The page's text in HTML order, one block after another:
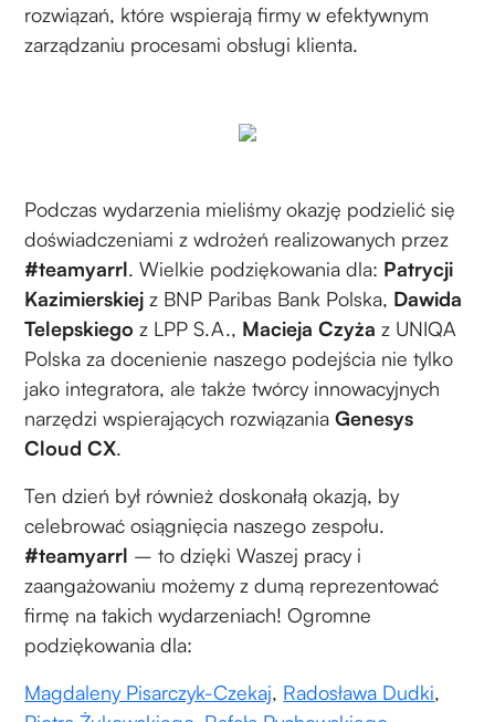
rozwiązań, które wspierają firmy w efektywnym
zarządzaniu procesami obsługi klienta.
Podczas wydarzenia mieliśmy okazję podzielić się
doświadczeniami z wdrożeń realizowanych przez
#teamyarrl. Wielkie podziękowania dla: Patrycji
Kazimierskiej z BNP Paribas Bank Polska, Dawida
Telepskiego z LPP S.A., Macieja Czyża z UNIQA
Polska za docenienie naszego podejścia nie tylko
jako integratora, ale także twórcy innowacyjnych
narzędzi wspierających rozwiązaniaGenesys
Cloud CX.
Ten dzień był również doskonałą okazją, by
celebrować osiągnięcia naszego zespołu.
#teamyarrl – to dzięki Waszej pracy i
zaangażowaniu możemy z dumą reprezentować
firmę na takich wydarzeniach! Ogromne
podziękowania dla:
Magdaleny Pisarczyk-Czekaj, Radosława Dudki,